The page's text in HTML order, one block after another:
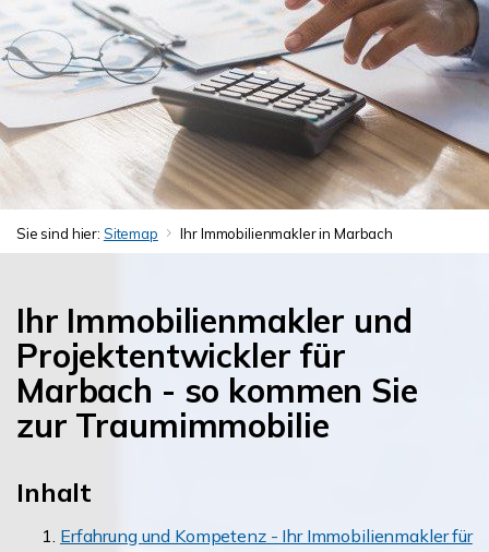
Sie sind hier: Sitemap Ihr Immobilienmakler in Marbach
Ihr Immobilienmakler und
Projektentwickler für
Marbach - so kommen Sie
zur Traumimmobilie
Inhalt
Erfahrung und Kompetenz - Ihr Immobilienmakler für